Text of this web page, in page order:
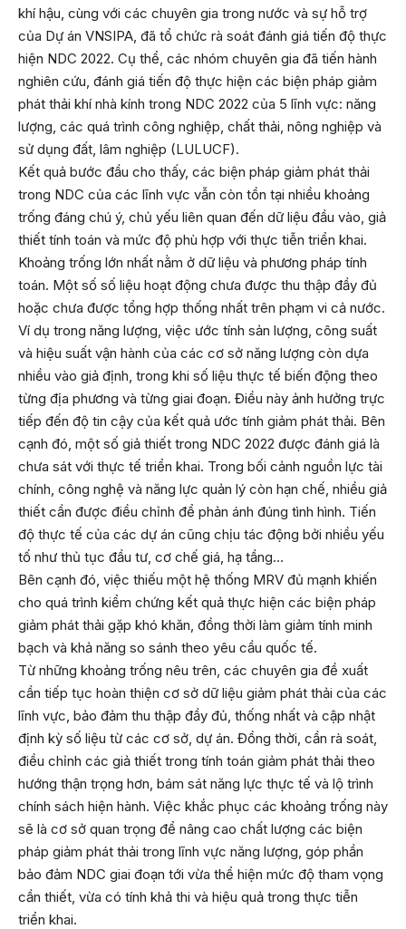
khí hậu, cùng với các chuyên gia trong nước và sự hỗ trợ
của Dự án VNSIPA, đã tổ chức rà soát đánh giá tiến độ thực
hiện NDC 2022. Cụ thể, các nhóm chuyên gia đã tiến hành
nghiên cứu, đánh giá tiến độ thực hiện các biện pháp giảm
phát thải khí nhà kính trong NDC 2022 của 5 lĩnh vực: năng
lượng, các quá trình công nghiệp, chất thải, nông nghiệp và
sử dụng đất, lâm nghiệp (LULUCF).
Kết quả bước đầu cho thấy, các biện pháp giảm phát thải
trong NDC của các lĩnh vực vẫn còn tồn tại nhiều khoảng
trống đáng chú ý, chủ yếu liên quan đến dữ liệu đầu vào, giả
thiết tính toán và mức độ phù hợp với thực tiễn triển khai.
Khoảng trống lớn nhất nằm ở dữ liệu và phương pháp tính
toán. Một số số liệu hoạt động chưa được thu thập đầy đủ
hoặc chưa được tổng hợp thống nhất trên phạm vi cả nước.
Ví dụ trong năng lượng, việc ước tính sản lượng, công suất
và hiệu suất vận hành của các cơ sở năng lượng còn dựa
nhiều vào giả định, trong khi số liệu thực tế biến động theo
từng địa phương và từng giai đoạn. Điều này ảnh hưởng trực
tiếp đến độ tin cậy của kết quả ước tính giảm phát thải. Bên
cạnh đó, một số giả thiết trong NDC 2022 được đánh giá là
chưa sát với thực tế triển khai. Trong bối cảnh nguồn lực tài
chính, công nghệ và năng lực quản lý còn hạn chế, nhiều giả
thiết cần được điều chỉnh để phản ánh đúng tình hình. Tiến
độ thực tế của các dự án cũng chịu tác động bởi nhiều yếu
tố như thủ tục đầu tư, cơ chế giá, hạ tầng…
Bên cạnh đó, việc thiếu một hệ thống MRV đủ mạnh khiến
cho quá trình kiểm chứng kết quả thực hiện các biện pháp
giảm phát thải gặp khó khăn, đồng thời làm giảm tính minh
bạch và khả năng so sánh theo yêu cầu quốc tế.
Từ những khoảng trống nêu trên, các chuyên gia đề xuất
cần tiếp tục hoàn thiện cơ sở dữ liệu giảm phát thải của các
lĩnh vực, bảo đảm thu thập đầy đủ, thống nhất và cập nhật
định kỳ số liệu từ các cơ sở, dự án. Đồng thời, cần rà soát,
điều chỉnh các giả thiết trong tính toán giảm phát thải theo
hướng thận trọng hơn, bám sát năng lực thực tế và lộ trình
chính sách hiện hành. Việc khắc phục các khoảng trống này
sẽ là cơ sở quan trọng để nâng cao chất lượng các biện
pháp giảm phát thải trong lĩnh vực năng lượng, góp phần
bảo đảm NDC giai đoạn tới vừa thể hiện mức độ tham vọng
cần thiết, vừa có tính khả thi và hiệu quả trong thực tiễn
triển khai.